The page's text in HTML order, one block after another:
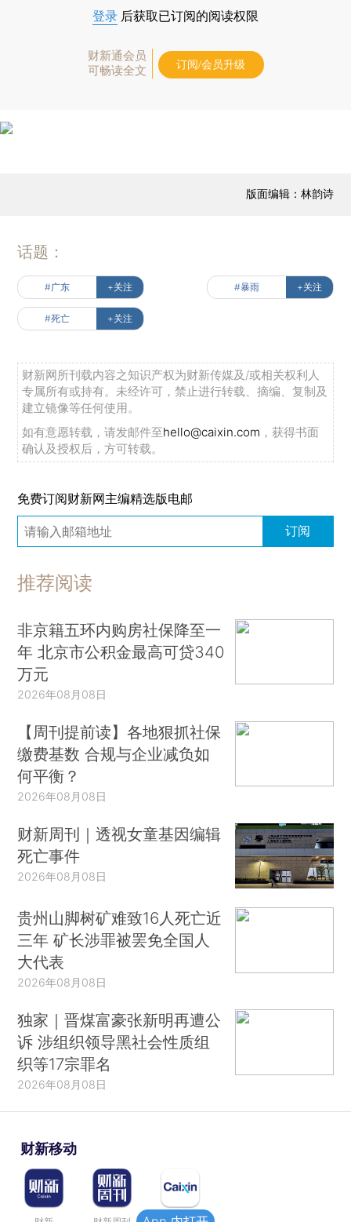
登录 后获取已订阅的阅读权限
财新通会员
可畅读全文
订阅/会员升级
版面编辑：林韵诗
话题：
#广东 +关注 #暴雨 +关注
#死亡 +关注
财新网所刊载内容之知识产权为财新传媒及/或相关权利人
专属所有或持有。未经许可，禁止进行转载、摘编、复制及
建立镜像等任何使用。
如有意愿转载，请发邮件至hello@caixin.com ，获得书面
确认及授权后，方可转载。
免费订阅财新网主编精选版电邮
订阅
推荐阅读
非京籍五环内购房社保降至一
年 北京市公积金最高可贷340
万元
2026年08月08日
【周刊提前读】各地狠抓社保
缴费基数 合规与企业减负如
何平衡？
2026年08月08日
财新周刊｜透视女童基因编辑
死亡事件
2026年08月08日
贵州山脚树矿难致16人死亡近
三年 矿长涉罪被罢免全国人
大代表
2026年08月08日
独家｜晋煤富豪张新明再遭公
诉 涉组织领导黑社会性质组
织等17宗罪名
2026年08月08日
财新移动